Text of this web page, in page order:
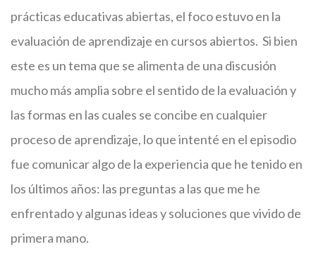
prácticas educativas abiertas, el foco estuvo en la
evaluación de aprendizaje en cursos abiertos. Si bien
este es un tema que se alimenta de una discusión
mucho más amplia sobre el sentido de la evaluación y
las formas en las cuales se concibe en cualquier
proceso de aprendizaje, lo que intenté en el episodio
fue comunicar algo de la experiencia que he tenido en
los últimos años: las preguntas a las que me he
enfrentado y algunas ideas y soluciones que vivido de
primera mano.